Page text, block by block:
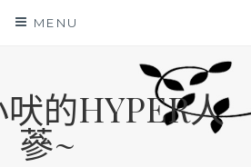
MENU
的HYPER人
蔘~